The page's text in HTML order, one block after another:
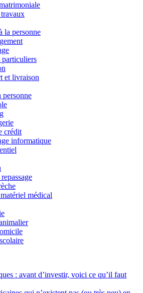
la personne
particuliers
et livraison
personne
crédit
informatique
médical
: avant d’investir, voici ce qu’il faut